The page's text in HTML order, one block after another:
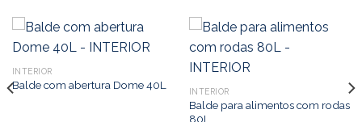
INTERIOR
Balde com abertura Dome 40L INTERIOR
Balde para alimentos com rodas
80L